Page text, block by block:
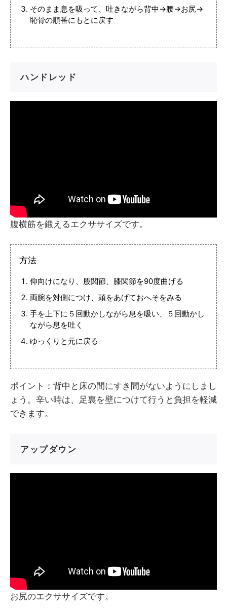
そのまま息を吸って、吐きながら背中→腰→お尻→
恥骨の順番にもとに戻す
ハンドレッド
腹横筋を鍛えるエクササイズです。
方法
仰向けになり、股関節、膝関節を90度曲げる
両腕を対側につけ、頭をあげておへそをみる
手を上下に５回動かしながら息を吸い、５回動かし
ながら息を吐く
ゆっくりと元に戻る
ポイント：背中と床の間にすき間がないようにしまし
ょう。辛い時は、足裏を壁につけて行うと負担を軽減
できます。
アップダウン
お尻のエクササイズです。